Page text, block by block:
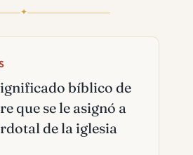
✦
bíblico de
que se le asignó a
de la iglesia